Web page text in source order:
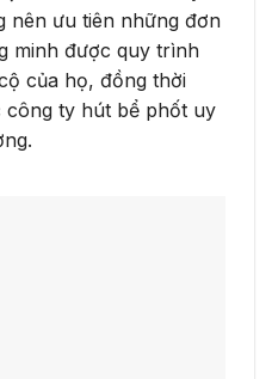
nên ưu tiên những đơn
minh được quy trình
của họ, đồng thời
công ty hút bể phốt uy